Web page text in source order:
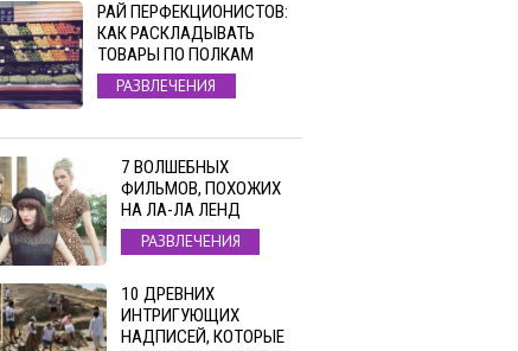
РАЙ ПЕРФЕКЦИОНИСТОВ:
КАК РАСКЛАДЫВАТЬ
ТОВАРЫ ПО ПОЛКАМ
РАЗВЛЕЧЕНИЯ
7 ВОЛШЕБНЫХ
ФИЛЬМОВ, ПОХОЖИХ
НА ЛА-ЛА ЛЕНД
РАЗВЛЕЧЕНИЯ
10 ДРЕВНИХ
ИНТРИГУЮЩИХ
НАДПИСЕЙ, КОТОРЫЕ